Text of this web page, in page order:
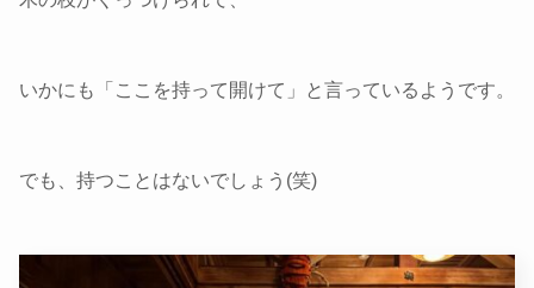
いかにも「ここを持って開けて」と言っているようです。
でも、持つことはないでしょう(笑)